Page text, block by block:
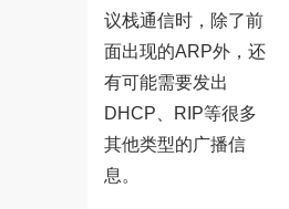
议栈通信时，除了前
面出现的ARP外，还
有可能需要发出
DHCP、RIP等很多
其他类型的广播信
息。